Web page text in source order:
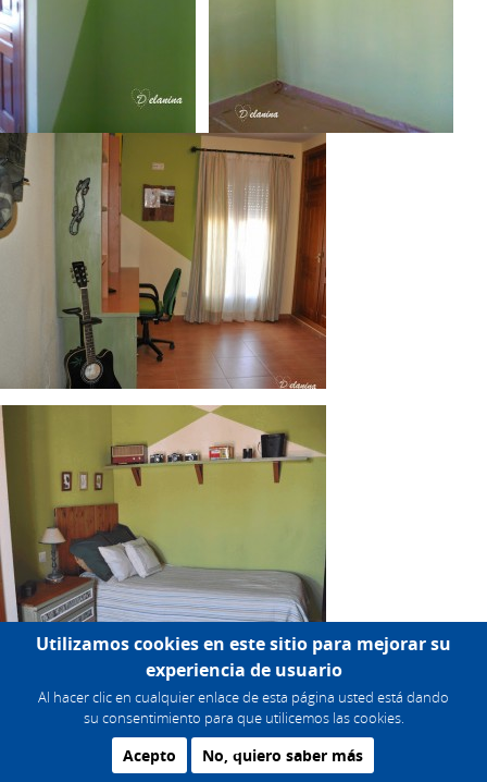
Utilizamos cookies en este sitio para mejorar su
experiencia de usuario
Al hacer clic en cualquier enlace de esta página usted está dando
su consentimiento para que utilicemos las cookies.
Acepto No, quiero saber más